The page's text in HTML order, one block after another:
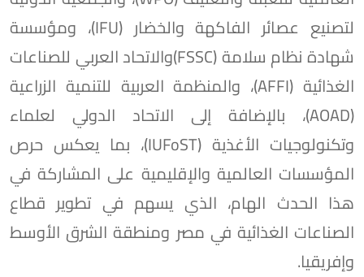
لتصنيع عصائر الفاكهة والخضار (IFU)، ومؤسسة
شهادة نظام سلامة (FSSC)والاتحاد العربي للصناعات
الغذائية (AFFI)، والمنظمة العربية للتنمية الزراعية
(AOAD)، بالإضافة إلى الاتحاد الدولي لعلماء
وتكنولوجيات الأغذية (IUFoST)، بما يعكس حرص
المؤسسات العالمية والإقليمية على المشاركة في
هذا الحدث الهام، الذي يسهم في تطوير قطاع
الصناعات الغذائية في مصر ومنطقة الشرق الأوسط
وإفريقيا.